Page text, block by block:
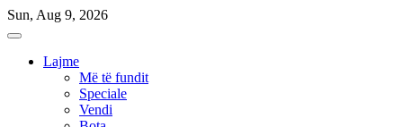
Skip
to
Sun, Aug 9, 2026
Lajme
Më të fundit
Speciale
Vendi